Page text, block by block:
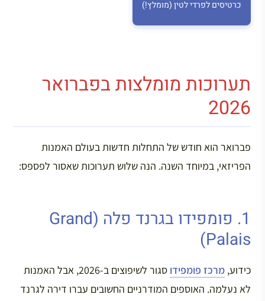
כרטיסים לפרדי לטין (מומלץ!)
תערוכות מומלצות בפברואר
2026
פברואר הוא חודש של התחלות חדשות בעולם האמנות
הפריזאי, במיוחד השנה. הנה שלוש תערוכות שאסור לפספס:
1. פומפידו בגרנד פלה (Grand
Palais)
כידוע, מרכז פומפידו
סגור לשיפוצים ב-2026, אבל האמנות
לא נעלמה. האוספים המודרניים החשובים עברו דירה לגרנד